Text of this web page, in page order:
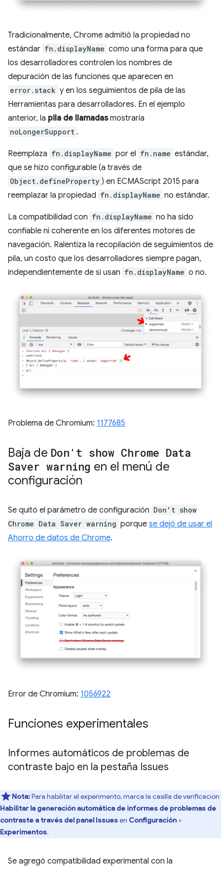
Tradicionalmente, Chrome admitió la propiedad no
estándar fn.displayName como una forma para que
los desarrolladores controlen los nombres de
depuración de las funciones que aparecen en
error.stack y en los seguimientos de pila de las
Herramientas para desarrolladores. En el ejemplo
anterior, la pila de llamadasmostraría
noLongerSupport .
Reemplaza fn.displayName por el fn.name estándar,
que se hizo configurable (a través de
Object.defineProperty ) en ECMAScript 2015 para
reemplazar la propiedad fn.displayName no estándar.
La compatibilidad con fn.displayName no ha sido
confiable ni coherente en los diferentes motores de
navegación. Ralentiza la recopilación de seguimientos de
pila, un costo que los desarrolladores siempre pagan,
independientemente de si usan fn.displayName o no.
Problema de Chromium: 1177685
Baja de Don't show Chrome Data
Saver warning en el menú de
configuración
Se quitó el parámetro de configuración Don't show
Chrome Data Saver warning porque se dejó de usar el
Ahorro de datos de Chrome.
Error de Chromium: 1056922
Funciones experimentales
Informes automáticos de problemas de
contraste bajo en la pestaña Issues
Nota:Para habilitar el experimento, marca la casilla de verificación
Habilitar la generación automática de informes de problemas de
contraste a través del panel Issuesen Configuración >
Experimentos.
Se agregó compatibilidad experimental con la